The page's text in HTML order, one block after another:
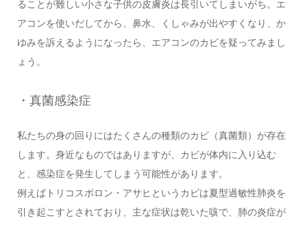
ることが難しい小さな子供の皮膚炎は長引いてしまいがち。エ
アコンを使いだしてから、鼻水、くしゃみが出やすくなり、か
ゆみを訴えるようになったら、エアコンのカビを疑ってみまし
ょう。
・真菌感染症
私たちの身の回りにはたくさんの種類のカビ（真菌類）が存在
します。身近なものではありますが、カビが体内に入り込む
と、感染症を発生してしまう可能性があります。
例えばトリコスポロン・アサヒというカビは夏型過敏性肺炎を
引き起こすとされており、主な症状は乾いた咳で、肺の炎症が